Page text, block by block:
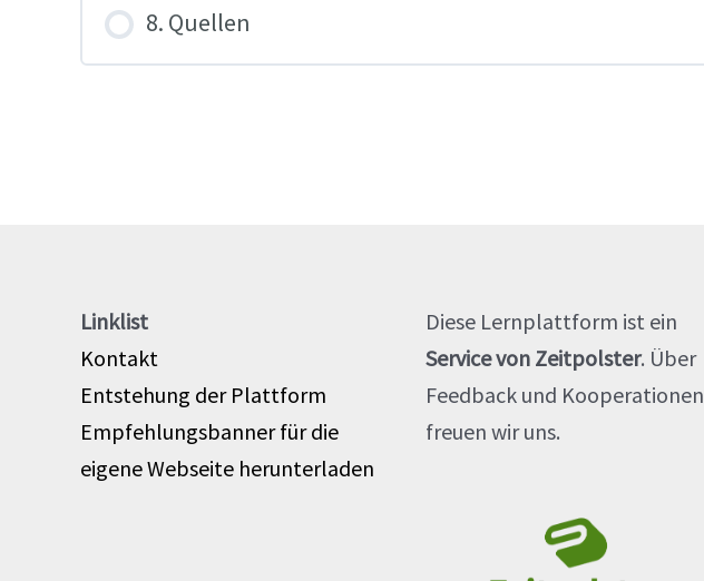
8. Quellen
Linklist
Kontakt
Entstehung der Plattform
Empfehlungsbanner für die
eigene Webseite herunterladen
Diese Lernplattform ist ein
Service von Zeitpolster. Über
Feedback und Kooperationen
freuen wir uns.